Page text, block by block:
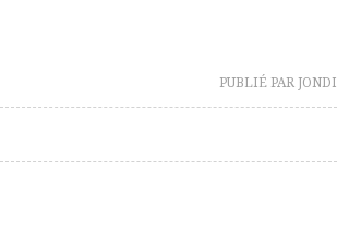
PUBLIÉ PAR JONDI